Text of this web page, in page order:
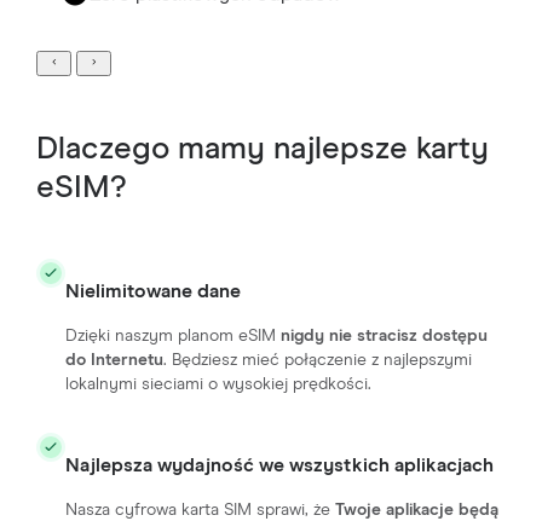
Dlaczego mamy najlepsze karty
eSIM?
Nielimitowane dane
Dzięki naszym planom eSIM nigdy nie stracisz dostępu
do Internetu. Będziesz mieć połączenie z najlepszymi
lokalnymi sieciami o wysokiej prędkości.
Najlepsza wydajność we wszystkich aplikacjach
Nasza cyfrowa karta SIM sprawi, że Twoje aplikacje będą